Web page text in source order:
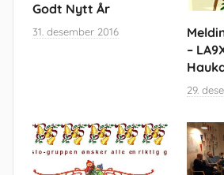
Godt Nytt År
31. desember 2016
–
29.